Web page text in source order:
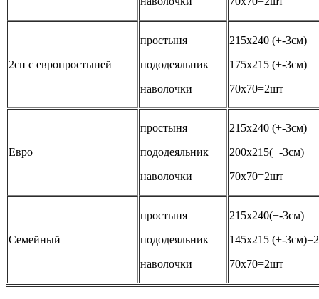
2сп с европростыней
простыня
пододеяльник
наволочки
215х240 (+-3см)
175х215 (+-3см)
70х70=2шт
Евро
простыня
пододеяльник
наволочки
215х240 (+-3см)
200х215(+-3см)
70х70=2шт
Семейный
простыня
пододеяльник
наволочки
215х240(+-3см)
145х215 (+-
70х70=2шт